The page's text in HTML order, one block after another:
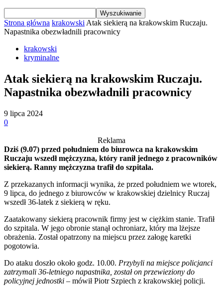
Strona główna krakowski Atak siekierą na krakowskim Ruczaju.
Napastnika obezwładnili pracownicy
krakowski
kryminalne
Atak siekierą na krakowskim Ruczaju.
Napastnika obezwładnili pracownicy
9 lipca 2024
0
Reklama
Dziś (9.07) przed południem do biurowca na krakowskim
Ruczaju wszedł mężczyzna, który ranił jednego z pracowników
siekierą. Ranny mężczyzna trafił do szpitala.
Z przekazanych informacji wynika, że przed południem we wtorek,
9 lipca, do jednego z biurowców w krakowskiej dzielnicy Ruczaj
wszedł 36-latek z siekierą w ręku.
Zaatakowany siekierą pracownik firmy jest w ciężkim stanie. Trafił
do szpitala. W jego obronie stanął ochroniarz, który ma lżejsze
obrażenia. Został opatrzony na miejscu przez załogę karetki
pogotowia.
Do ataku doszło około godz. 10.00. Przybyli na miejsce policjanci
zatrzymali 36-letniego napastnika, został on przewieziony do
policyjnej jednostki – mówił Piotr Szpiech z krakowskiej policji.